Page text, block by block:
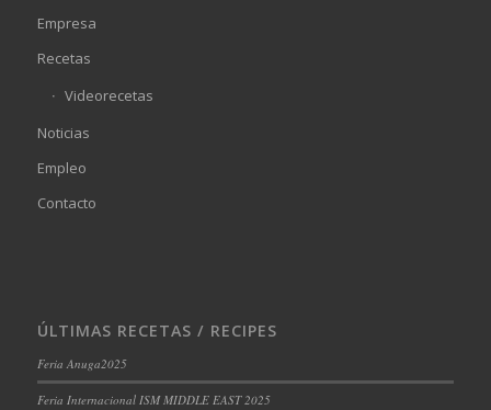
Empresa
Recetas
Videorecetas
Noticias
Empleo
Contacto
ÚLTIMAS RECETAS / RECIPES
Feria Anuga2025
Feria Internacional ISM MIDDLE EAST 2025